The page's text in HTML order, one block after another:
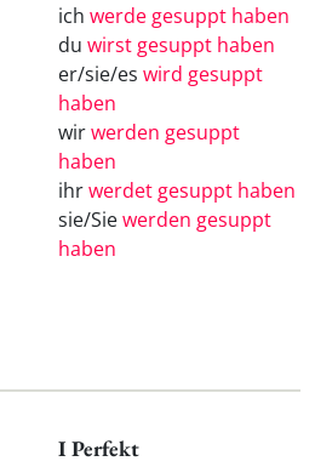
ich werde gesuppt haben
du wirst gesuppt haben
er/sie/es wird gesuppt
haben
wirwerden gesuppt
haben
ihrwerdet gesuppt haben
sie/Siewerden gesuppt
haben
I Perfekt